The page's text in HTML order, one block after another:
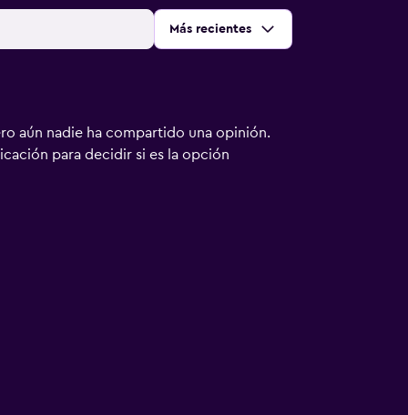
Ordenar por:
Más recientes
aún nadie ha compartido una opinión.
para decidir si es la opción